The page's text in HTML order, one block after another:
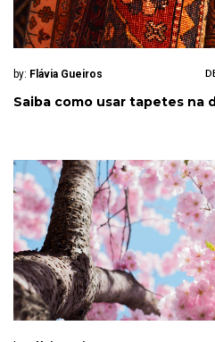
by: Flávia Gueiros
Saiba como usar tapetes na